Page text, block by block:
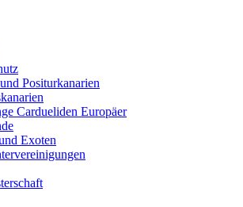
Positurkanarien
Cardueliden Europäer
Exoten